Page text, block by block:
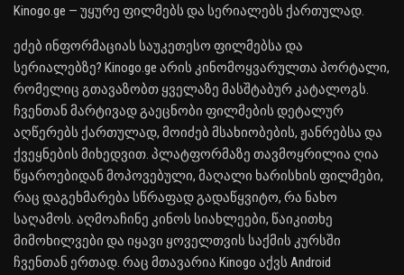
Kinogo.ge — უყურე ფილმებს და სერიალებს ქართულად.
ეძებ ინფორმაციას საუკეთესო ფილმებსა და
სერიალებზე? Kinogo.ge არის კინომოყვარულთა პორტალი,
რომელიც გთავაზობთ ყველაზე მასშტაბურ კატალოგს.
ჩვენთან მარტივად გაეცნობი ფილმების დეტალურ
აღწერებს ქართულად, მოიძებ მსახიობების, ჟანრებსა და
ქვეყნების მიხედვით. პლატფორმაზე თავმოყრილია ღია
წყაროებიდან მოპოვებული, მაღალი ხარისხის ფილმები,
რაც დაგეხმარება სწრაფად გადაწყვიტო, რა ნახო
საღამოს. აღმოაჩინე კინოს სიახლეები, წაიკითხე
მიმოხილვები და იყავი ყოველთვის საქმის კურსში
ჩვენთან ერთად. რაც მთავარია Kinogo აქვს Android